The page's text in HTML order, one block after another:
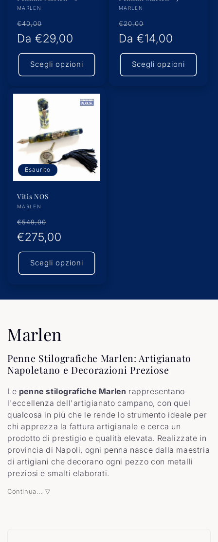
Produttore:
MARLEN
Prezzo
di
listino
€40,00
scontato
Da €29,00
Scegli opzioni
Produttore:
MARLEN
Prezzo
di
listino
€20,00
scontato
Da €14,00
Scegli opzioni
Esaurito
Vitis NOS
Produttore:
MARLEN
Prezzo
di
listino
€549,00
scontato
€275,00
Scegli opzioni
C
o
l
l
e
z
i
o
n
Marlen
Penne Stilografiche Marlen: Artigianato
Napoletano e Decorazioni Preziose
Le penne stilografiche Marlen rappresentano
l'eccellenza dell'artigianato campano, con quel
qualcosa in più che le rende lo strumento ideale per
chi apprezza la fattura artigianale e cerca un
prodotto di prestigio e qualità elevata. Realizzate in
provincia di Napoli, ogni penna nasce dalla maestria
di artigiani che decorano ogni pezzo con metalli
preziosi e smalti elaborati.
Continua... ▽